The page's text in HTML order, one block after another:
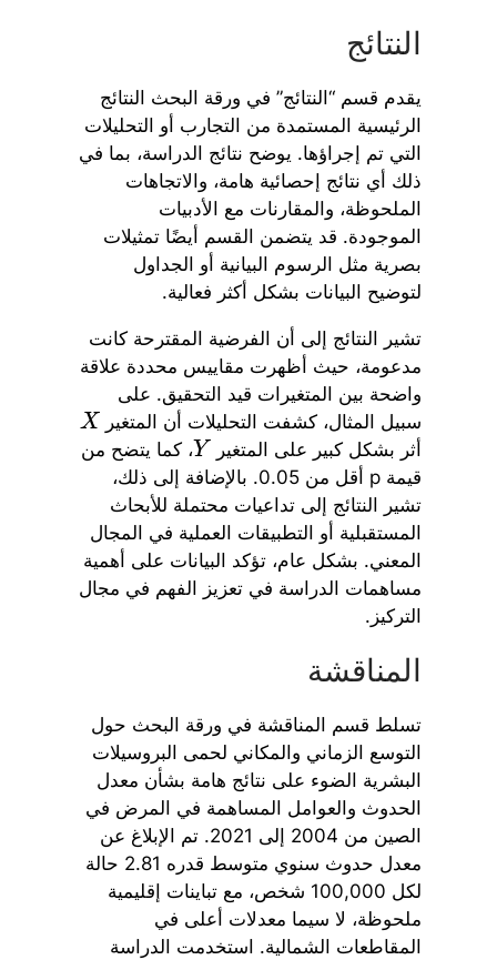
النتائج
يقدم قسم “النتائج” في ورقة البحث النتائج
الرئيسية المستمدة من التجارب أو التحليلات
التي تم إجراؤها. يوضح نتائج الدراسة، بما في
ذلك أي نتائج إحصائية هامة، والاتجاهات
الملحوظة، والمقارنات مع الأدبيات
الموجودة. قد يتضمن القسم أيضًا تمثيلات
بصرية مثل الرسوم البيانية أو الجداول
لتوضيح البيانات بشكل أكثر فعالية.
تشير النتائج إلى أن الفرضية المقترحة كانت
مدعومة، حيث أظهرت مقاييس محددة علاقة
واضحة بين المتغيرات قيد التحقيق. على
سبيل المثال، كشفت التحليلات أن المتغير
X
أثر بشكل كبير على المتغير
Y، كما يتضح من
قيمة p أقل من 0.05. بالإضافة إلى ذلك،
تشير النتائج إلى تداعيات محتملة للأبحاث
المستقبلية أو التطبيقات العملية في المجال
المعني. بشكل عام، تؤكد البيانات على أهمية
مساهمات الدراسة في تعزيز الفهم في مجال
التركيز.
المناقشة
تسلط قسم المناقشة في ورقة البحث حول
التوسع الزماني والمكاني لحمى البروسيلات
البشرية الضوء على نتائج هامة بشأن معدل
الحدوث والعوامل المساهمة في المرض في
الصين من 2004 إلى 2021. تم الإبلاغ عن
معدل حدوث سنوي متوسط قدره 2.81 حالة
لكل 100,000 شخص، مع تباينات إقليمية
ملحوظة، لا سيما معدلات أعلى في
المقاطعات الشمالية. استخدمت الدراسة